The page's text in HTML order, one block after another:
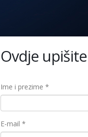
Ovdje
Ime i prezime *
E-mail *